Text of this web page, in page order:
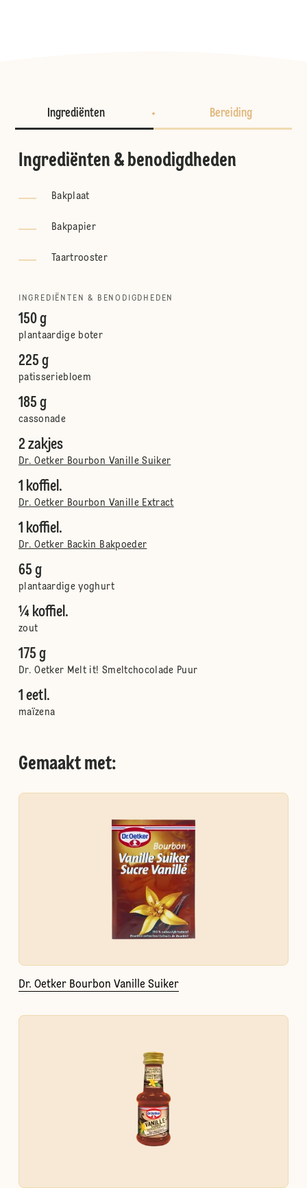
Ingrediënten Bereiding
Ingrediënten & benodigdheden
Bakplaat
Bakpapier
Taartrooster
INGREDIËNTEN & BENODIGDHEDEN
150 g
plantaardige boter
225 g
patisseriebloem
185 g
cassonade
2 zakjes
Dr. Oetker Bourbon Vanille Suiker
1 koffiel.
Dr. Oetker Bourbon Vanille Extract
1 koffiel.
Dr. Oetker Backin Bakpoeder
65 g
plantaardige yoghurt
¼ koffiel.
zout
175 g
Dr. Oetker Melt it! Smeltchocolade Puur
1 eetl.
maïzena
Gemaakt met:
Dr. Oetker Bourbon Vanille Suiker